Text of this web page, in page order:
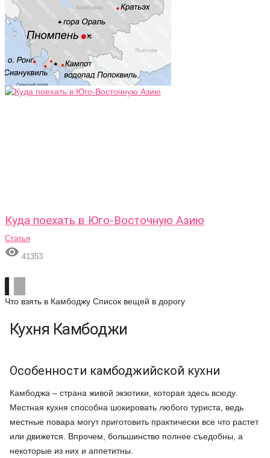
Куда поехать в Юго-Восточную Азию
Статья
 41353
Что взять в Камбоджу Список вещей в дорогу
Кухня Камбоджи
Особенности камбоджийской кухни
Камбоджа – страна живой экзотики, которая здесь всюду.
Местная кухня способна шокировать любого туриста, ведь
местные повара могут приготовить практически все что растет
или движется. Впрочем, большинство полнее съедобны, а
некоторые из них и аппетитны.